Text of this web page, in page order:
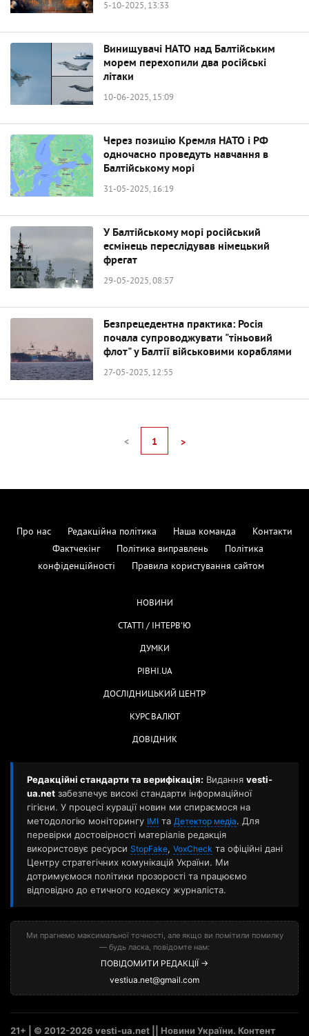
5-10-2025, 13:33
Винищувачі НАТО над Балтійським
морем перехопили два російські
літаки
10-06-2025, 15:09
Через позицію Кремля НАТО і РФ
одночасно проведуть навчання в
Балтійському морі
31-05-2025, 16:19
У Балтійському морі російський
есмінець переслідував німецький
фрегат
29-05-2025, 08:57
Безпрецедентна практика: Росія
почала супроводжувати "тіньовий
флот" у Балтії військовими кораблями
27-05-2025, 12:55
< 1 >
Про нас Редакційна політика Наша команда
Контакти
Фактчекінг
Політика виправлень
Політика
конфіденційності
Правила користування сайтом
НОВИНИ
СТАТТІ / ІНТЕРВ'Ю
ДУМКИ
РІВНІ.UA
ДОСЛІДНИЦЬКИЙ ЦЕНТР
КУРС ВАЛЮТ
ДОВІДНИК
Редакційні стандарти та верифікація: Видання vesti-
ua.net забезпечує високі стандарти інформаційної
гігієни. У процесі курації новин ми спираємося на
методологію моніторингу ІМІ та Детектор медіа. Для
перевірки достовірності матеріалів редакція
використовує ресурси StopFake, VoxCheck та офіційні дані
Центру стратегічних комунікацій України. Ми
дотримуємося політики прозорості та працюємо
відповідно до етичного кодексу журналіста.
Ми прагнемо максимальної точності, але якщо ви помітили помилку
— будь ласка, повідомте нам:
ПОВІДОМИТИ РЕДАКЦІЇ →
vestiua.net@gmail.com
21+ | © 2012-2026 vesti-ua.net || Новини України. Контент